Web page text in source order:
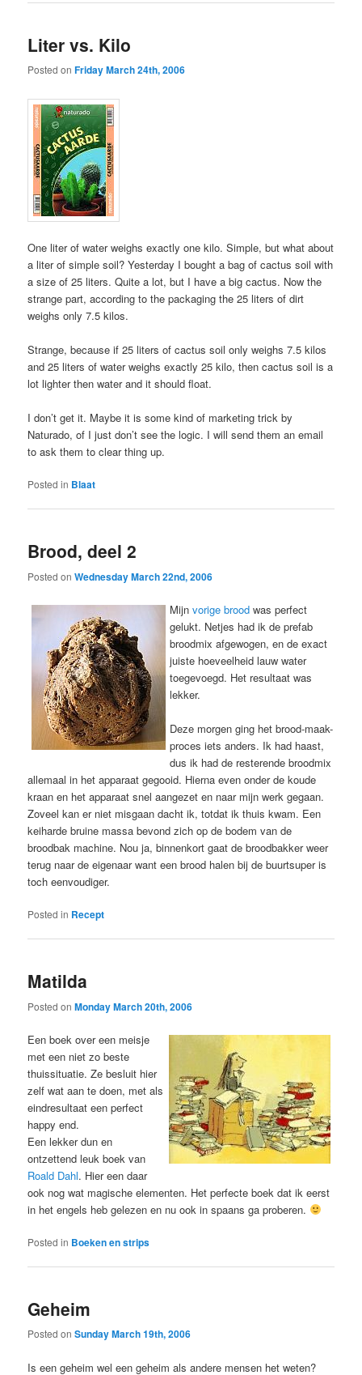
Liter vs. Kilo
Posted onFriday March 24th, 2006
One liter of water weighs exactly one kilo. Simple, but what about
a liter of simple soil? Yesterday I bought a bag of cactus soil with
a size of 25 liters. Quite a lot, but I have a big cactus. Now the
strange part, according to the packaging the 25 liters of dirt
weighs only 7.5 kilos.
Strange, because if 25 liters of cactus soil only weighs 7.5 kilos
and 25 liters of water weighs exactly 25 kilo, then cactus soil is a
lot lighter then water and it should float.
I don’t get it. Maybe it is some kind of marketing trick by
Naturado, of I just don’t see the logic. I will send them an email
to ask them to clear thing up.
Posted in Blaat
Brood, deel 2
Posted onWednesday March 22nd, 2006
Mijnvorige brood was perfect
gelukt. Netjes had ik de prefab
broodmix afgewogen, en de exact
juiste hoeveelheid lauw water
toegevoegd. Het resultaat was
lekker.
Deze morgen ging het brood-maak-
proces iets anders. Ik had haast,
dus ik had de resterende broodmix
allemaal in het apparaat gegooid. Hierna even onder de koude
kraan en het apparaat snel aangezet en naar mijn werk gegaan.
Zoveel kan er niet misgaan dacht ik, totdat ik thuis kwam. Een
keiharde bruine massa bevond zich op de bodem van de
broodbak machine. Nou ja, binnenkort gaat de broodbakker weer
terug naar de eigenaar want een brood halen bij de buurtsuper is
toch eenvoudiger.
Posted in Recept
Matilda
Posted onMonday March 20th, 2006
Een boek over een meisje
met een niet zo beste
thuissituatie. Ze besluit hier
zelf wat aan te doen, met als
eindresultaat een perfect
happy end.
Een lekker dun en
ontzettend leuk boek van
Roald Dahl. Hier een daar
ook nog wat magische elementen. Het perfecte boek dat ik eerst
in het engels heb gelezen en nu ook in spaans ga proberen.
Posted in Boeken en strips
Geheim
Posted onSunday March 19th, 2006
Is een geheim wel een geheim als andere mensen het weten?